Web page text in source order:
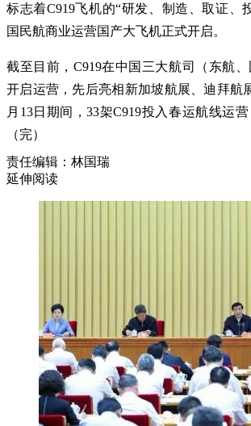
标志着C919飞机的“研发、制造、取证、
国民航商业运营国产大飞机正式开启。
截至目前，C919在中国三大航司（东航
开启运营，先后亮相新加坡航展、迪拜航
月13日期间，33架C919投入春运航线运营
（完）
责任编辑：林国瑞
延伸阅读